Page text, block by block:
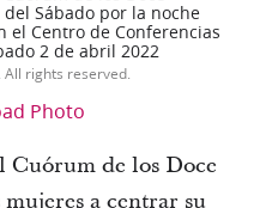
Sábado por la noche
el Centro de Conferencias
2 de abril 2022
All rights reserved.
Photo
de los Doce
a centrar su